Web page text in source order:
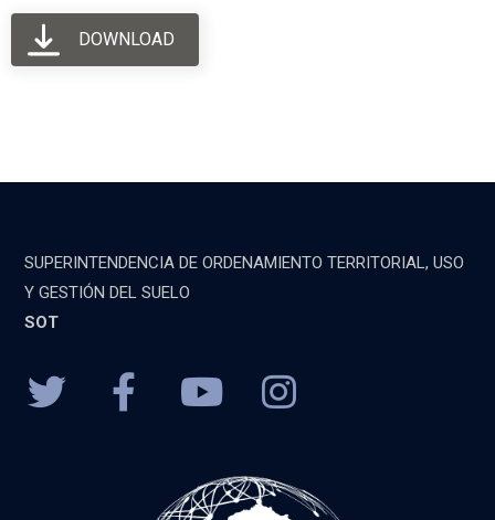
DOWNLOAD
SUPERINTENDENCIA DE ORDENAMIENTO TERRITORIAL, USO
Y GESTIÓN DEL SUELO
SOT